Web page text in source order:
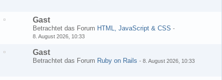
Gast
Betrachtet das Forum HTML, JavaScript & CSS -
8. August 2026, 10:33
Gast
Betrachtet das Forum Ruby on Rails - 8. August 2026, 10:33